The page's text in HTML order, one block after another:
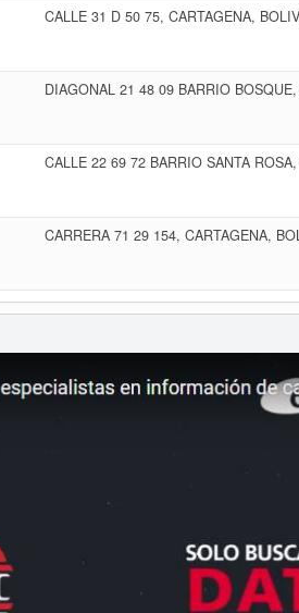
CALLE 31 D 50 75, CARTAGENA,
DIAGONAL 21 48 09 BARRIO
CALLE 22 69 72 BARRIO SANTA
CARRERA 71 29 154, CARTAGENA,